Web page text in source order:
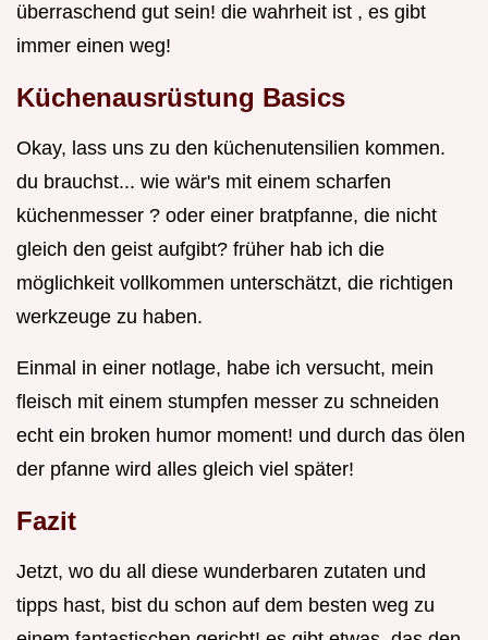
überraschend gut sein! die wahrheit ist , es gibt
immer einen weg!
Küchenausrüstung Basics
Okay, lass uns zu den küchenutensilien kommen.
du brauchst... wie wär's mit einem scharfen
küchenmesser ? oder einer bratpfanne, die nicht
gleich den geist aufgibt? früher hab ich die
möglichkeit vollkommen unterschätzt, die richtigen
werkzeuge zu haben.
Einmal in einer notlage, habe ich versucht, mein
fleisch mit einem stumpfen messer zu schneiden
echt ein broken humor moment! und durch das ölen
der pfanne wird alles gleich viel später!
Fazit
Jetzt, wo du all diese wunderbaren zutaten und
tipps hast, bist du schon auf dem besten weg zu